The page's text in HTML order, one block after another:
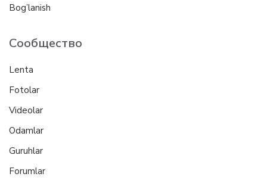
Bog’lanish
Сообщество
Lenta
Fotolar
Videolar
Odamlar
Guruhlar
Forumlar